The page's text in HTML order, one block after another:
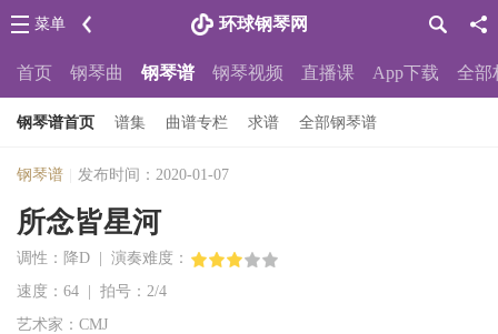
环球钢琴网
菜单
首页 钢琴曲 钢琴谱 钢琴视频 直播课 App下载 全部
钢琴谱首页 谱集 曲谱专栏 求谱 全部钢琴谱
钢琴谱 发布时间：2020-01-07
所念皆星河
调性：降D | 演奏难度：
速度：64 | 拍号：2/4
艺术家：CMJ